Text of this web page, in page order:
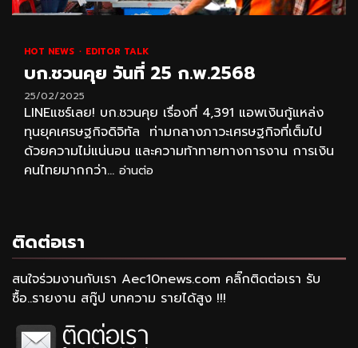
HOT NEWS EDITOR TALK
บก.ชวนคุย วันที่ 25 ก.พ.2568
25/02/2025
LINEแชร์เลย! บก.ชวนคุย เรื่องที่ 4,391 แอพเงินกู้แหล่ง
ทุนยุคเศรษฐกิจดิจิทัล ท่ามกลางภาวะเศรษฐกิจที่เต็มไป
ด้วยความไม่แน่นอน และความท้าทายทางการงาน การเงิน
คนไทยมากกว่า... อ่านต่อ
ติดต่อเรา
สนใจร่วมงานกับเรา Aec10news.com คลิ๊กติดต่อเรา รับ
ซื้อ..รายงาน สกู๊ป บทความ รายได้สูง !!!